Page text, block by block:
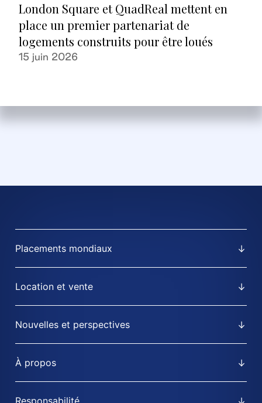
London Square et QuadReal mettent en
place un premier partenariat de
logements construits pour être loués
15 juin 2026
Placements mondiaux
Location et vente
Nouvelles et perspectives
À propos
Responsabilité